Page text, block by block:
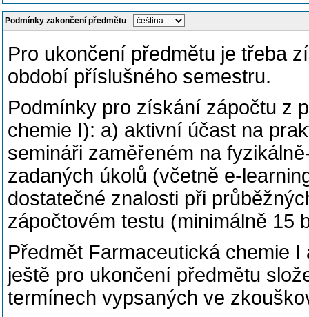
Podmínky zakončení předmětu -
Pro ukončení předmětu je třeba
období příslušného semestru.
Podmínky pro získání zápočtu z
chemie I): a) aktivní účast na
semináři zaměřeném na
zadaných úkolů (včetně e-
dostatečné znalosti při
zápočtovém testu (minimálně 15
Předmět Farmaceutická chemie
ještě pro ukončení předmětu
termínech vypsaných ve